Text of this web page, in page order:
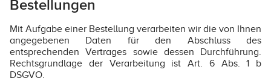
Bestellungen
Mit Aufgabe einer Bestellung verarbeiten wir die von Ihnen
angegebenen Daten für den Abschluss des
entsprechenden Vertrages sowie dessen Durchführung.
Rechtsgrundlage der Verarbeitung ist Art. 6 Abs. 1 b
DSGVO.